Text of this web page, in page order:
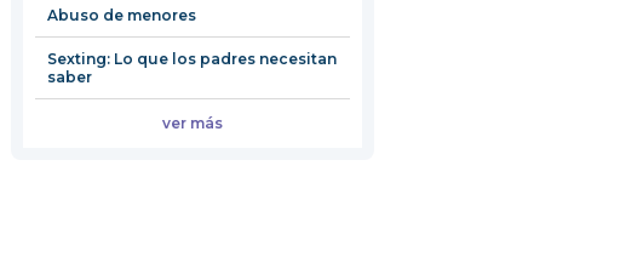
Abuso de menores
Sexting: Lo que los padres necesitan
saber
ver más